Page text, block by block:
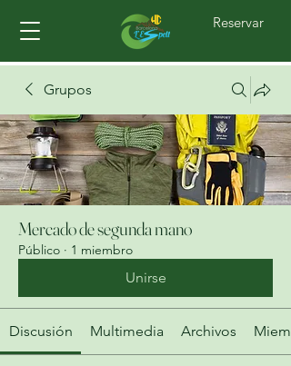
Reservar
Grupos
Mercado de segunda mano
Público · 1 miembro
Unirse
Discusión Multimedia Archivos